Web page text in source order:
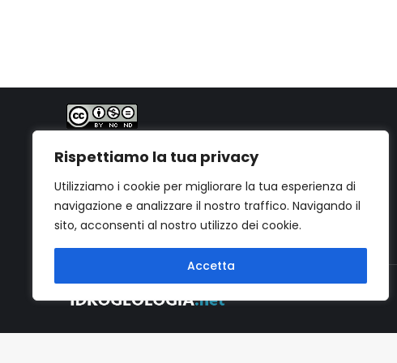
Rispettiamo la tua privacy
Utilizziamo i cookie per migliorare la tua esperienza di
navigazione e analizzare il nostro traffico. Navigando il
sito, acconsenti al nostro utilizzo dei cookie.
Accetta
Commons Attribuzione - Non commerciale - Non